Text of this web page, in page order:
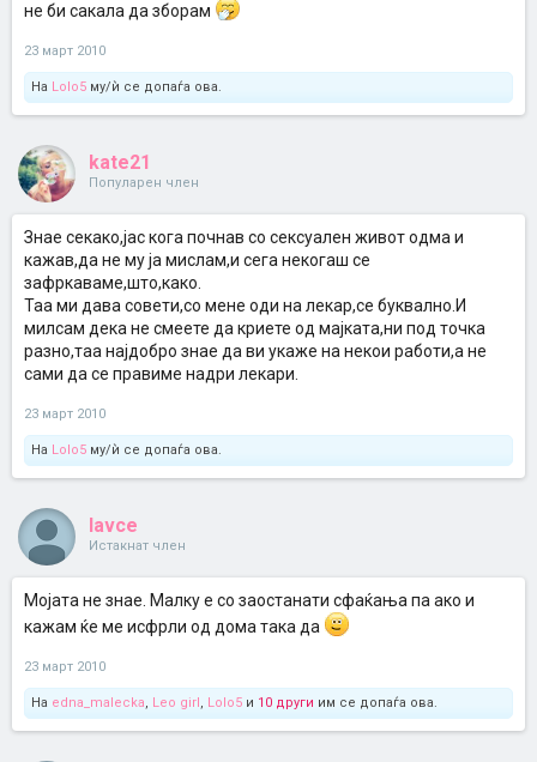
не би сакала да зборам
23 март 2010
На Lolo5 му/ѝ се допаѓа ова.
kate21
Популарен член
Знае секако,јас кога почнав со сексуален живот одма и
кажав,да не му ја мислам,и сега некогаш се
зафркаваме,што,како.
Таа ми дава совети,со мене оди на лекар,се буквално.И
милсам дека не смеете да криете од мајката,ни под точка
разно,таа најдобро знае да ви укаже на некои работи,а не
сами да се правиме надри лекари.
23 март 2010
На Lolo5 му/ѝ се допаѓа ова.
lavce
Истакнат член
Мојата не знае. Малку е со заостанати сфаќања па ако и
кажам ќе ме исфрли од дома така да
23 март 2010
На edna_malecka, Leo girl, Lolo5 и 10 други им се допаѓа ова.